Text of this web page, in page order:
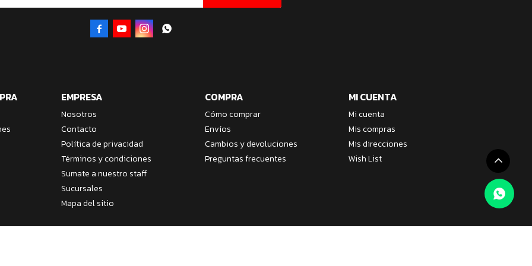
EMPRESA
Nosotros
Contacto
Política de privacidad
Términos y condiciones
Sumate a nuestro staff
Sucursales
Mapa del sitio
COMPRA
Cómo comprar
Envíos
Cambios y devoluciones
Preguntas frecuentes
MI CUENTA
Mi cuenta
Mis compras
Mis direcciones
Wish List
   